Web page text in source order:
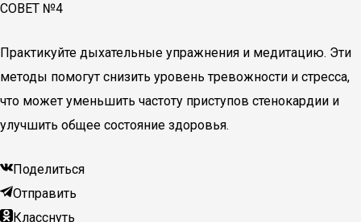
СОВЕТ №4
Практикуйте дыхательные упражнения и медитацию. Эти
методы помогут снизить уровень тревожности и стресса,
что может уменьшить частоту приступов стенокардии и
улучшить общее состояние здоровья.
Поделиться
Отправить
Класснуть